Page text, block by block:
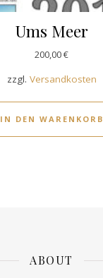
Ums Meer
200,00€
zzgl. Versandkosten
IN DEN WARENKORB
ABOUT